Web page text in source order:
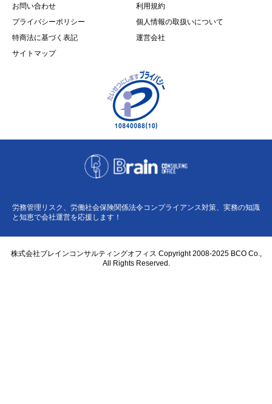
お問い合わせ
利用規約
プライバシーポリシー
個人情報の取扱いについて
特商法に基づく表記
運営会社
サイトマップ
労務管理リスク、労働社会保険関係法令コンプライアンス対策、実務の知識
と知恵で会社運営を応援します！
株式会社ブレインコンサルティングオフィス Copyright 2008-2025 BCO Co.,
All Rights Reserved.